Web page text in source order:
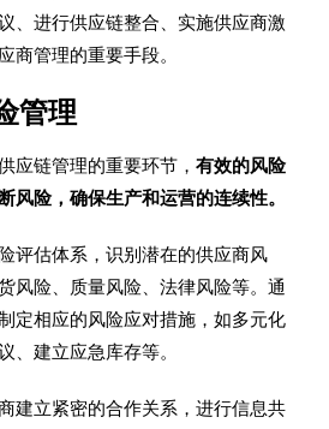
、进行供应链整合、实施供应商激
商管理的重要手段。
管理
应链管理的重要环节，有效的风险
风险，确保生产和运营的连续性。
评估体系，识别潜在的供应商风
风险、质量风险、法律风险等。通
定相应的风险应对措施，如多元化
、建立应急库存等。
建立紧密的合作关系，进行信息共